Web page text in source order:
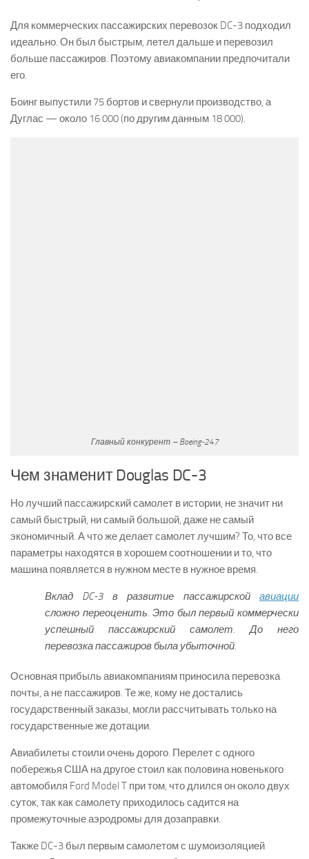
Для коммерческих пассажирских перевозок DC-3 подходил
идеально. Он был быстрым, летел дальше и перевозил
больше пассажиров. Поэтому авиакомпании предпочитали
его.
Боинг выпустили 75 бортов и свернули производство, а
Дуглас — около 16 000 (по другим данным 18 000).
Главный конкурент – Boeing-247
Чем знаменит Douglas DC-3
Но лучший пассажирский самолет в истории, не значит ни
самый быстрый, ни самый большой, даже не самый
экономичный. А что же делает самолет лучшим? То, что все
параметры находятся в хорошем соотношении и то, что
машина появляется в нужном месте в нужное время.
Вклад DC-3 в развитие пассажирской авиации
сложно переоценить. Это был первый коммерчески
успешный пассажирский самолет. До него
перевозка пассажиров была убыточной.
Основная прибыль авиакомпаниям приносила перевозка
почты, а не пассажиров. Те же, кому не достались
государственный заказы, могли рассчитывать только на
государственные же дотации.
Авиабилеты стоили очень дорого. Перелет с одного
побережья США на другое стоил как половина новенького
автомобиля Ford Model T при том, что длился он около двух
суток, так как самолету приходилось садится на
промежуточные аэродромы для дозаправки.
Также DC-3 был первым самолетом с шумоизоляцией